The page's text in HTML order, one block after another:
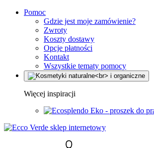
Pomoc
Gdzie jest moje zamówienie?
Zwroty
Koszty dostawy
Opcje płatności
Kontakt
Wszystkie tematy pomocy
Więcej inspiracji
Eko - proszek do